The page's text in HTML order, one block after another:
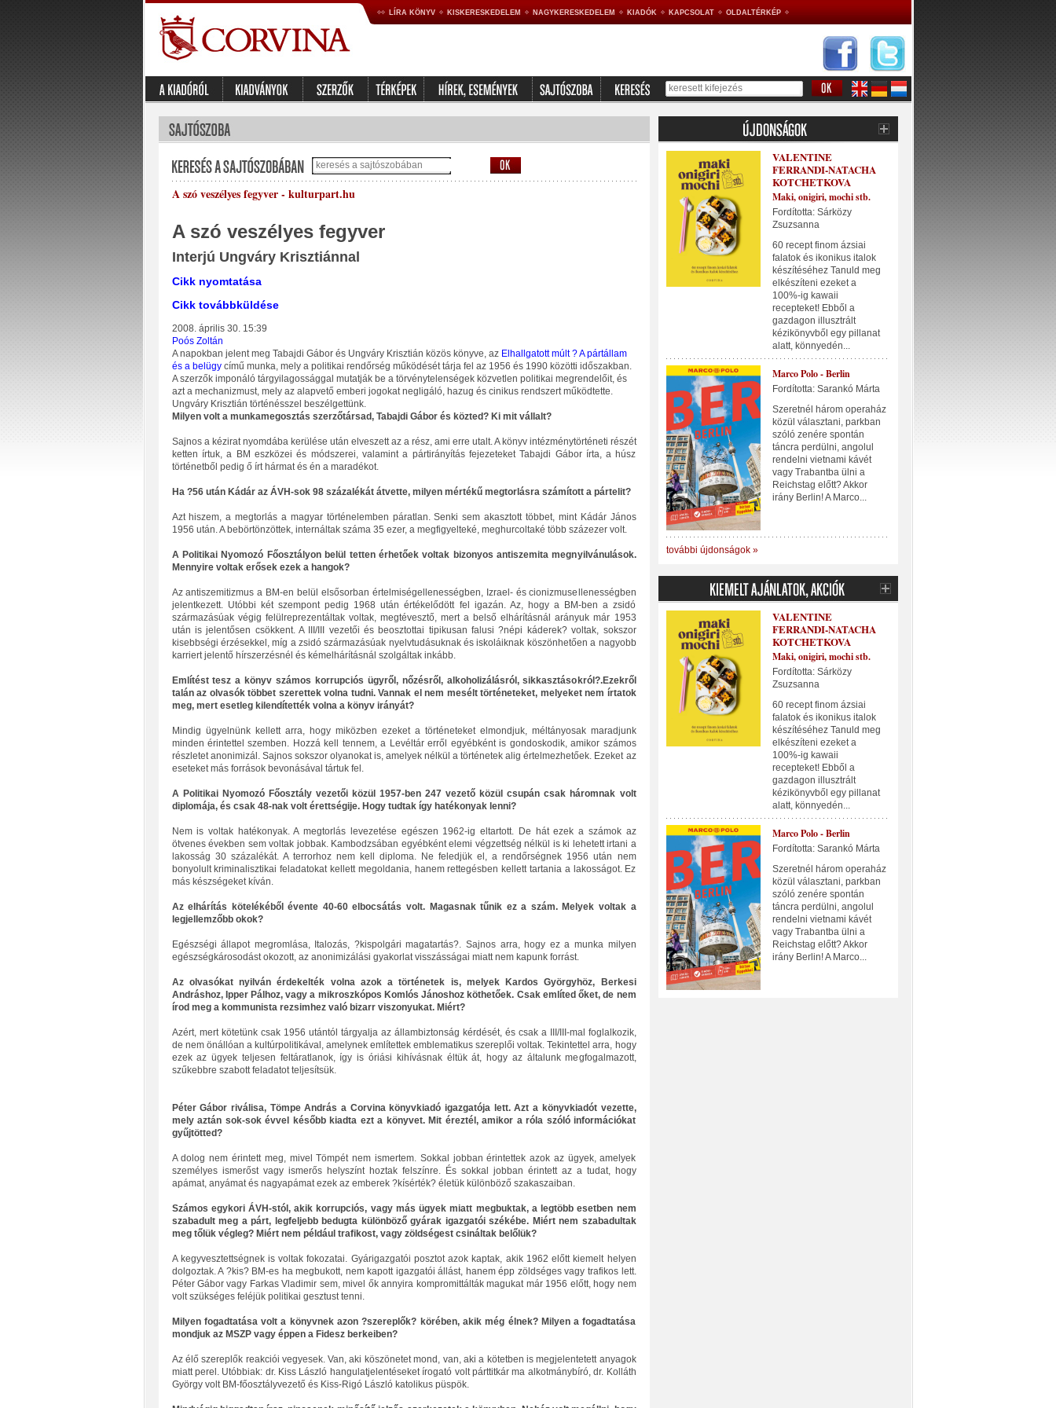
LÍRA KÖNYV KISKERESKEDELEM NAGYKERESKEDELEM KIADÓK KAPCSOLAT OLDALTÉRKÉP
A szó veszélyes fegyver - kulturpart.hu
A szó veszélyes fegyver
Interjú Ungváry Krisztiánnal
Cikk nyomtatása
Cikk továbbküldése
2008. április 30. 15:39
Poós Zoltán
A napokban jelent meg Tabajdi Gábor és Ungváry Krisztián közös könyve, az Elhallgatott múlt ? A pártállam
és a belügycímű munka, mely a politikai rendőrség működését tárja fel az 1956 és 1990 közötti időszakban.
A szerzők imponáló tárgyilagossággal mutatják be a törvénytelenségek közvetlen politikai megrendelőit, és
azt a mechanizmust, mely az alapvető emberi jogokat negligáló, hazug és cinikus rendszert működtette.
Ungváry Krisztián történésszel beszélgettünk.
Milyen volt a munkamegosztás szerzőtársad, Tabajdi Gábor és közted? Ki mit vállalt?
Sajnos a kézirat nyomdába kerülése után elveszett az a rész, ami erre utalt. A könyv intézménytörténeti részét
ketten írtuk, a BM eszközei és módszerei, valamint a pártirányítás fejezeteket Tabajdi Gábor írta, a húsz
történetből pedig ő írt hármat és én a maradékot.
Ha ?56 után Kádár az ÁVH-sok 98 százalékát átvette, milyen mértékű megtorlásra számított a pártelit?
Azt hiszem, a megtorlás a magyar történelemben páratlan. Senki sem akasztott többet, mint Kádár János
1956 után. A bebörtönzöttek, internáltak száma 35 ezer, a megfigyelteké, meghurcoltaké több százezer volt.
A Politikai Nyomozó Főosztályon belül tetten érhetőek voltak bizonyos antiszemita megnyilvánulások.
Mennyire voltak erősek ezek a hangok?
Az antiszemitizmus a BM-en belül elsősorban értelmiségellenességben, Izrael- és cionizmusellenességben
jelentkezett. Utóbbi két szempont pedig 1968 után értékelődött fel igazán. Az, hogy a BM-ben a zsidó
származásúak végig felülreprezentáltak voltak, megtévesztő, mert a belső elhárításnál arányuk már 1953
után is jelentősen csökkent. A III/III vezetői és beosztottai tipikusan falusi ?népi káderek? voltak, sokszor
kisebbségi érzésekkel, míg a zsidó származásúak nyelvtudásuknak és iskoláiknak köszönhetően a nagyobb
karriert jelentő hírszerzésnél és kémelhárításnál szolgáltak inkább.
Említést tesz a könyv számos korrupciós ügyről, nőzésről, alkoholizálásról, sikkasztásokról?.Ezekről
talán az olvasók többet szerettek volna tudni. Vannak el nem mesélt történeteket, melyeket nem írtatok
meg, mert esetleg kilendítették volna a könyv irányát?
Mindig ügyelnünk kellett arra, hogy miközben ezeket a történeteket elmondjuk, méltányosak maradjunk
minden érintettel szemben. Hozzá kell tennem, a Levéltár erről egyébként is gondoskodik, amikor számos
részletet anonimizál. Sajnos sokszor olyanokat is, amelyek nélkül a történetek alig értelmezhetőek. Ezeket az
eseteket más források bevonásával tártuk fel.
A Politikai Nyomozó Főosztály vezetői közül 1957-ben 247 vezető közül csupán csak háromnak volt
diplomája, és csak 48-nak volt érettségije. Hogy tudtak így hatékonyak lenni?
Nem is voltak hatékonyak. A megtorlás levezetése egészen 1962-ig eltartott. De hát ezek a számok az
ötvenes években sem voltak jobbak. Kambodzsában egyébként elemi végzettség nélkül is ki lehetett irtani a
lakosság 30 százalékát. A terrorhoz nem kell diploma. Ne feledjük el, a rendőrségnek 1956 után nem
bonyolult kriminalisztikai feladatokat kellett megoldania, hanem rettegésben kellett tartania a lakosságot. Ez
más készségeket kíván.
Az elhárítás kötelékéből évente 40-60 elbocsátás volt. Magasnak tűnik ez a szám. Melyek voltak a
legjellemzőbb okok?
Egészségi állapot megromlása, Italozás, ?kispolgári magatartás?. Sajnos arra, hogy ez a munka milyen
egészségkárosodást okozott, az anonimizálási gyakorlat visszásságai miatt nem kapunk forrást.
Az olvasókat nyilván érdekelték volna azok a történetek is, melyek Kardos Györgyhöz, Berkesi
Andráshoz, Ipper Pálhoz, vagy a mikroszkópos Komlós Jánoshoz köthetőek. Csak említed őket, de nem
írod meg a kommunista rezsimhez való bizarr viszonyukat. Miért?
Azért, mert kötetünk csak 1956 utántól tárgyalja az állambiztonság kérdését, és csak a III/III-mal foglalkozik,
de nem önállóan a kultúrpolitikával, amelynek említettek emblematikus szereplői voltak. Tekintettel arra, hogy
ezek az ügyek teljesen feltáratlanok, így is óriási kihívásnak éltük át, hogy az általunk megfogalmazott,
szűkebbre szabott feladatot teljesítsük.
Péter Gábor riválisa, Tömpe András a Corvina könyvkiadó igazgatója lett. Azt a könyvkiadót vezette,
mely aztán sok-sok évvel később kiadta ezt a könyvet. Mit éreztél, amikor a róla szóló információkat
gyűjtötted?
A dolog nem érintett meg, mivel Tömpét nem ismertem. Sokkal jobban érintettek azok az ügyek, amelyek
személyes ismerőst vagy ismerős helyszínt hoztak felszínre. És sokkal jobban érintett az a tudat, hogy
apámat, anyámat és nagyapámat ezek az emberek ?kísérték? életük különböző szakaszaiban.
Számos egykori ÁVH-stól, akik korrupciós, vagy más ügyek miatt megbuktak, a legtöbb esetben nem
szabadult meg a párt, legfeljebb bedugta különböző gyárak igazgatói székébe. Miért nem szabadultak
meg tőlük végleg? Miért nem például trafikost, vagy zöldségest csináltak belőlük?
A kegyvesztettségnek is voltak fokozatai. Gyárigazgatói posztot azok kaptak, akik 1962 előtt kiemelt helyen
dolgoztak. A ?kis? BM-es ha megbukott, nem kapott igazgatói állást, hanem épp zöldséges vagy trafikos lett.
Péter Gábor vagy Farkas Vladimir sem, mivel ők annyira kompromittálták magukat már 1956 előtt, hogy nem
volt szükséges feléjük politikai gesztust tenni.
Milyen fogadtatása volt a könyvnek azon ?szereplők? körében, akik még élnek? Milyen a fogadtatása
mondjuk az MSZP vagy éppen a Fidesz berkeiben?
Az élő szereplők reakciói vegyesek. Van, aki köszönetet mond, van, aki a kötetben is megjelentetett anyagok
miatt perel. Utóbbiak: dr. Kiss László hangulatjelentéseket írogató volt párttitkár ma alkotmánybíró, dr. Kolláth
György volt BM-főosztályvezető és Kiss-Rigó László katolikus püspök.
VALENTINE
FERRANDI-NATACHA
KOTCHETKOVA
Maki, onigiri, mochi stb.
Fordította: Sárközy
Zsuzsanna
60 recept finom ázsiai
falatok és ikonikus italok
készítéséhez Tanuld meg
elkészíteni ezeket a
100%-ig kawaii
recepteket! Ebből a
gazdagon illusztrált
kézikönyvből egy pillanat
alatt, könnyedén...
Marco Polo - Berlin
Fordította: Sarankó Márta
Szeretnél három operaház
közül választani, parkban
szóló zenére spontán
táncra perdülni, angolul
rendelni vietnami kávét
vagy Trabantba ülni a
Reichstag előtt? Akkor
irány Berlin! A Marco...
további újdonságok »
VALENTINE
FERRANDI-NATACHA
KOTCHETKOVA
Maki, onigiri, mochi stb.
Fordította: Sárközy
Zsuzsanna
60 recept finom ázsiai
falatok és ikonikus italok
készítéséhez Tanuld meg
elkészíteni ezeket a
100%-ig kawaii
recepteket! Ebből a
gazdagon illusztrált
kézikönyvből egy pillanat
alatt, könnyedén...
Marco Polo - Berlin
Fordította: Sarankó Márta
Szeretnél három operaház
közül választani, parkban
szóló zenére spontán
táncra perdülni, angolul
rendelni vietnami kávét
vagy Trabantba ülni a
Reichstag előtt? Akkor
irány Berlin! A Marco...